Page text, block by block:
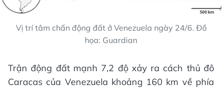
Vị trí tâm chấn động đất ở Venezuela ngày 24/6. Đồ
họa: Guardian
Trận động đất mạnh 7,2 độ xảy ra cách thủ đô
Caracas của Venezuela khoảng 160 km về phía